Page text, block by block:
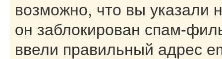
возможно, что вы указали
он заблокирован спам-
ввели правильный адрес